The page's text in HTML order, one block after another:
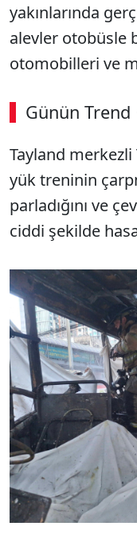
yakınlarında
alevler otobüsle
otomobilleri ve
Günün
Tayland merkezli
yük treninin
parladığını ve
ciddi şekilde